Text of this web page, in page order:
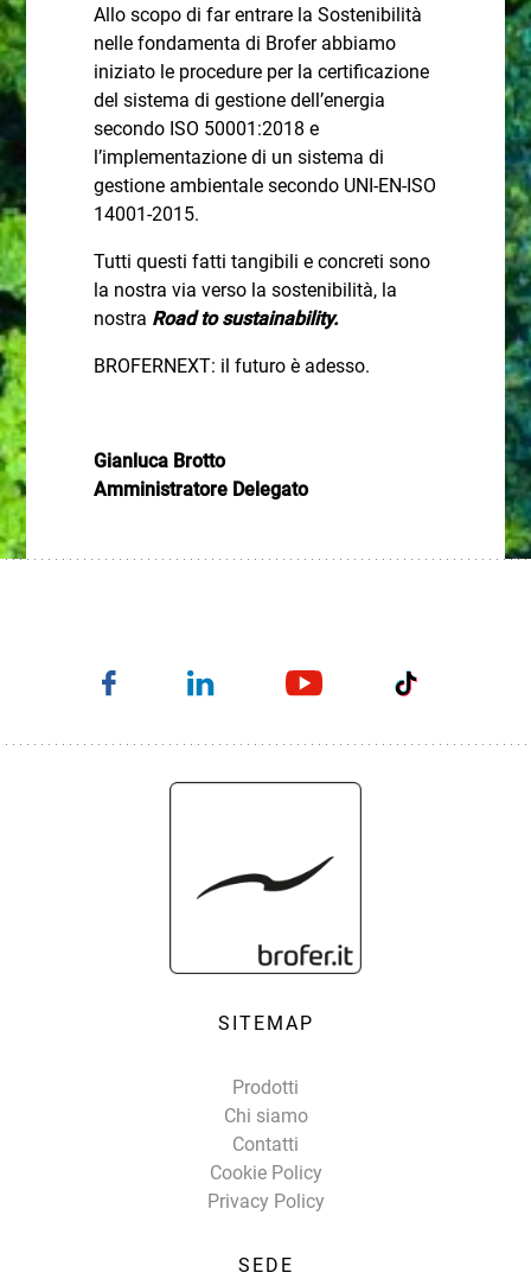
Allo scopo di far entrare la Sostenibilità
nelle fondamenta di Brofer abbiamo
iniziato le procedure per la certificazione
del sistema di gestione dell’energia
secondo ISO 50001:2018 e
l’implementazione di un sistema di
gestione ambientale secondo UNI-EN-ISO
14001-2015.
Tutti questi fatti tangibili e concreti sono
la nostra via verso la sostenibilità, la
nostra Road to sustainability.
BROFERNEXT: il futuro è adesso.
Gianluca Brotto
Amministratore Delegato
SITEMAP
Prodotti
Chi siamo
Contatti
Cookie Policy
Privacy Policy
SEDE